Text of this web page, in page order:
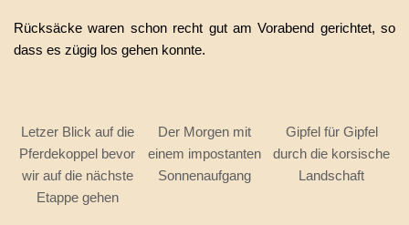
Rücksäcke waren schon recht gut am Vorabend gerichtet, so
dass es zügig los gehen konnte.
Letzer Blick auf die
Pferdekoppel bevor
wir auf die nächste
Etappe gehen
Der Morgen mit
einem impostanten
Sonnenaufgang
Gipfel für Gipfel
durch die korsische
Landschaft